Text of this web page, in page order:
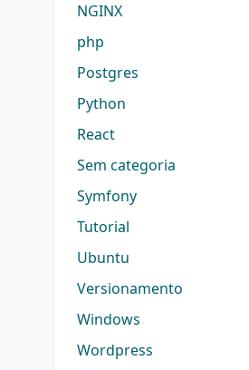
NGINX
php
Postgres
Python
React
Sem categoria
Symfony
Tutorial
Ubuntu
Versionamento
Windows
Wordpress